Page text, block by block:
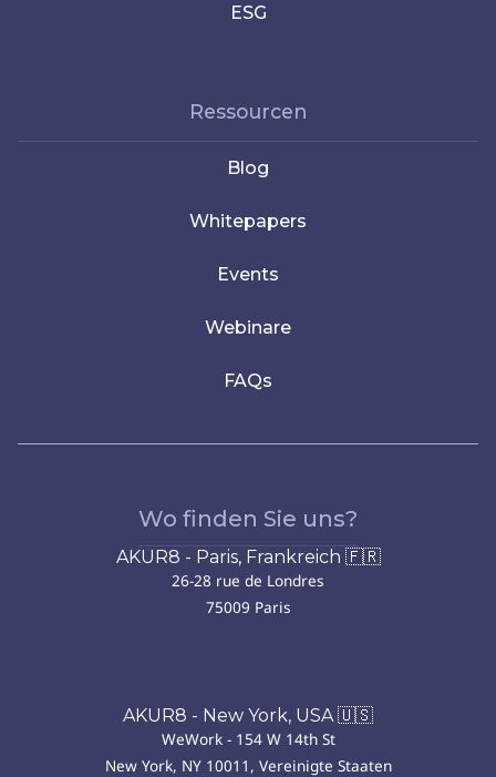
ESG
Ressourcen
Blog
Whitepapers
Events
Webinare
FAQs
Wo finden Sie uns?
AKUR8 - Paris, Frankreich 🇫🇷
26-28 rue de Londres
75009 Paris
AKUR8 - New York, USA 🇺🇸
WeWork - 154 W 14th St
New York, NY 10011, Vereinigte Staaten